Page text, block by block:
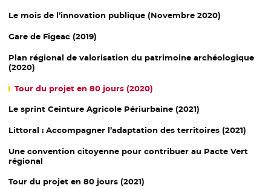
Le mois de l’innovation publique (Novembre 2020)
Gare de Figeac (2019)
Plan régional de valorisation du patrimoine archéologique
(2020)
Tour du projet en 80 jours (2020)
Le sprintCeintureAgricole Périurbaine (2021)
Littoral :Accompagner l’adaptation des territoires (2021)
Uneconvention citoyenne pour contribuer au Pacte Vert
régional
Tour du projet en 80 jours (2021)